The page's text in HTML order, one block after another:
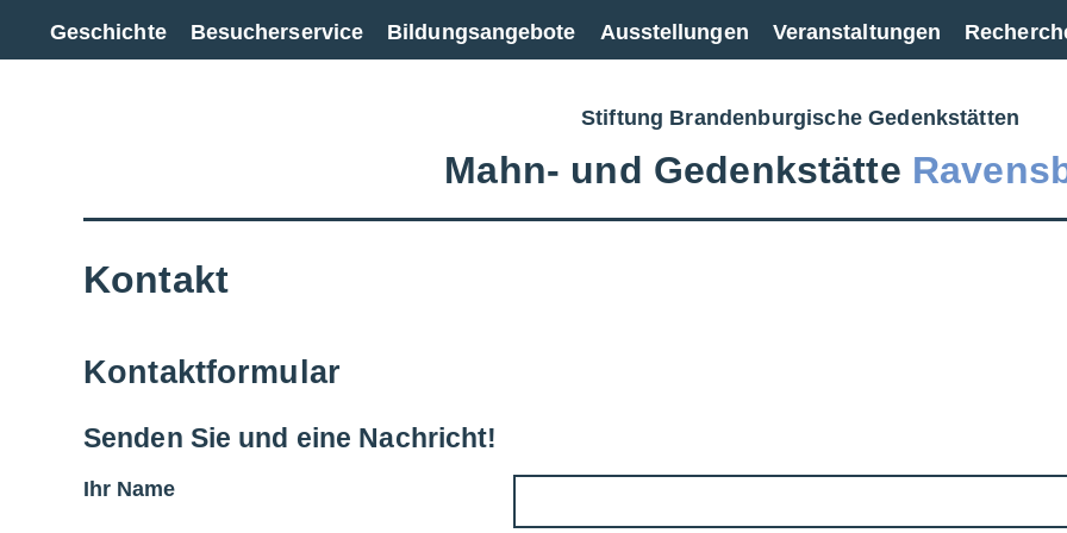
Geschichte Besucherservice Bildungsangebote Ausstellungen Veranstaltungen
Zur Gesamtübersicht
Stiftung Brandenburgische Gedenkstätten
Mahn‑ und Gedenkstätte
Kontakt
Kontaktformular
Senden Sie und eine Nachricht!
Ihr Name